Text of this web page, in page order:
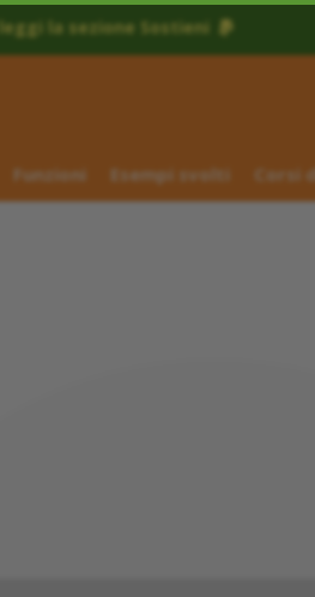
leggi la sezione Sostieni
Funzioni Esempi svolti Corsi